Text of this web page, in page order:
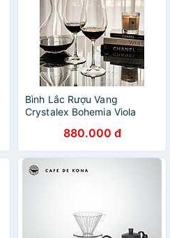
Bình Lắc Rượu Vang
Crystalex Bohemia Viola
880.000 đ